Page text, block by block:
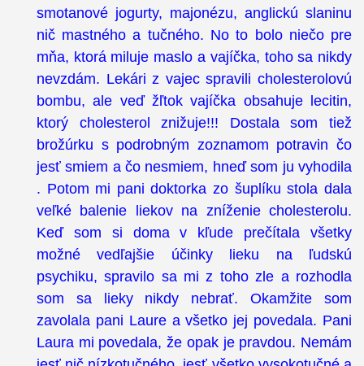
smotanové jogurty, majonézu, anglickú slaninu
nič mastného a tučného. No to bolo niečo pre
mňa, ktorá miluje maslo a vajíčka, toho sa nikdy
nevzdám. Lekári z vajec spravili cholesterolovú
bombu, ale veď žľtok vajíčka obsahuje lecitin,
ktorý cholesterol znižuje!!! Dostala som tiež
brožúrku s podrobným zoznamom potravin čo
jesť smiem a čo nesmiem, hneď som ju vyhodila
. Potom mi pani doktorka zo šuplíku stola dala
veľké balenie liekov na zníženie cholesterolu.
Keď som si doma v kľude prečítala všetky
možné vedľajšie účinky lieku na ľudskú
psychiku, spravilo sa mi z toho zle a rozhodla
som sa lieky nikdy nebrať. Okamžite som
zavolala pani Laure a všetko jej povedala. Pani
Laura mi povedala, že opak je pravdou. Nemám